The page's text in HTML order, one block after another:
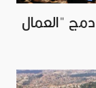
دمج "العمال